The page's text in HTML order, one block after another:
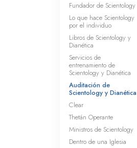
Fundador de Scientology
Lo que hace Scientology
por el individuo
Libros de Scientology y
Dianética
Servicios de
entrenamiento de
Scientology y Dianética
Auditación de
Scientology y Dianética
Clear
Thetán Operante
Ministros de Scientology
Dentro de una Iglesia